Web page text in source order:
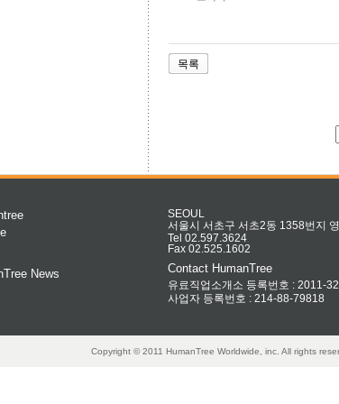
목록
News
SEOUL
서울시 서초구 서초2동 1358번지
Tel 02.597.3624
Fax 02.525.1602
Contact HumanTree
유료직업소개소 등록번호 : 2011-
사업자 등록번호 : 214-88-79818
Copyright © 2011 HumanTree Worldwide, inc. All rights